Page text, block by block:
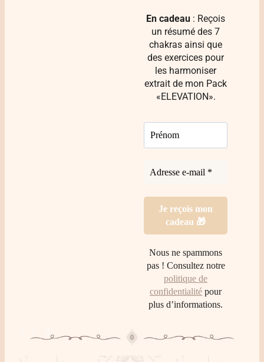
En cadeau : Reçois
un résumé des 7
chakras ainsi que
des exercices pour
les harmoniser
extrait de mon Pack
«ELEVATION».
Nous ne spammons
pas ! Consultez notre
politique de
confidentialité pour
plus d’informations.